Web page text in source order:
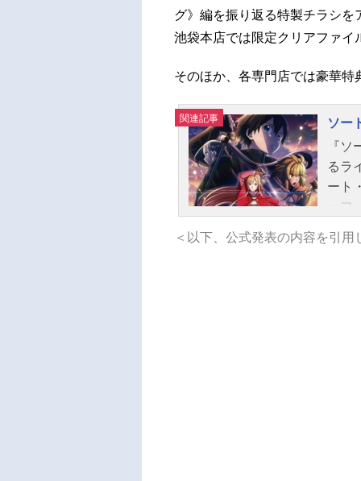
グ》編を振り返る特製チラシ
池袋本店では限定クリアファイ
そのほか、各専門店では豪華特
関連記事
ソー
『
るラ
ート
ッ
＜以下、公式発表の内容を引